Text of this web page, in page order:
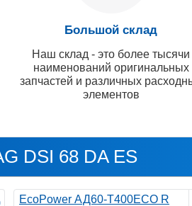
Большой склад
Наш склад - это более тысячи
наименований оригинальных
запчастей и различных
элементов
DSI 68 DA ES
EcoPower АД60-T400ECO R